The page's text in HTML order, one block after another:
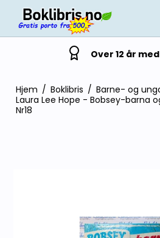
Over 12 år
Hjem / Boklibris / Barne- og
Laura Lee Hope - Bobsey-barna
Nr18